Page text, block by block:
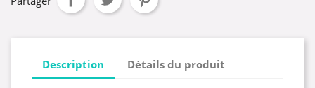
Description Détails du produit